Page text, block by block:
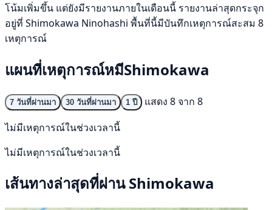
โน้มเพิ่มขึ้น แต่ยังมีรายงานภายในเดือนนี้ รายงานล่าสุดกระจุก
อยู่ที่ Shimokawa Ninohashi พื้นที่นี้มีบันทึกเหตุการณ์สะสม 8
เหตุการณ์
แผนที่เหตุการณ์หมีShimokawa
7 วันที่ผ่านมา 30 วันที่ผ่านมา 1 ปี
แสดง 8 จาก 8
ไม่มีเหตุการณ์ในช่วงเวลานี้
ไม่มีเหตุการณ์ในช่วงเวลานี้
เส้นทางล่าสุดที่ผ่าน Shimokawa